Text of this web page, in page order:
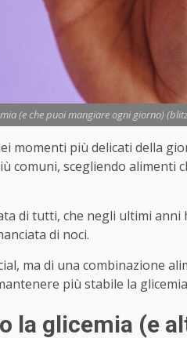
(e che puoi mangiare ogni giorno)
momenti più delicati della
scegliendo alimenti
di tutti, che negli ultimi anni
di noci.
ma di una combinazione
più stabile la
la glicemia (e